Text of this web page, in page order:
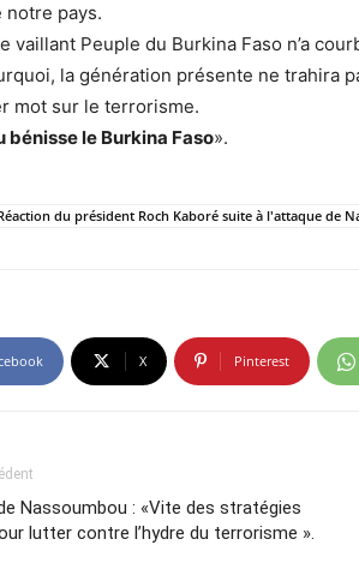
notre pays.
vaillant Peuple du Burkina Faso n’a
la génération présente ne trahira
mot sur le terrorisme.
bénisse le Burkina Faso».
du président Roch Kaboré suite à l'attaque de
X Pinterest
Nassoumbou : «Vite des stratégies
lutter contre l’hydre du terrorisme ».